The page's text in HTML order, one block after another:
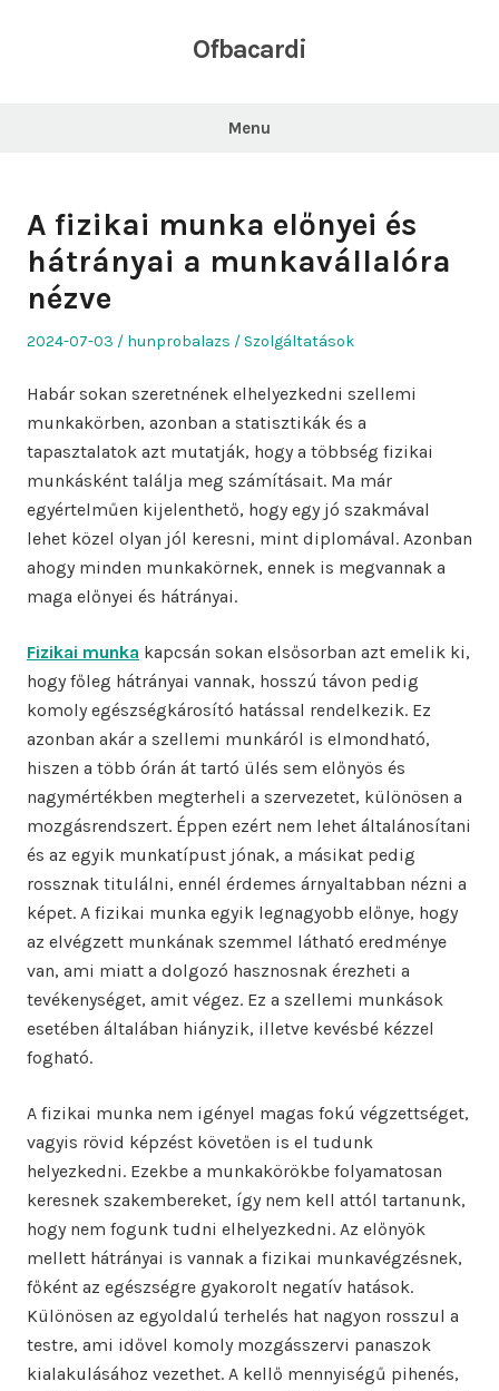
Ofbacardi
Menu
A fizikai munka előnyei és
hátrányai a munkavállalóra
nézve
Posted
2024-07-03 Author
hunprobalazs
Posted
Szolgáltatások
Habár sokan szeretnének elhelyezkedni szellemi
munkakörben, azonban a statisztikák és a
tapasztalatok azt mutatják, hogy a többség fizikai
munkásként találja meg számításait. Ma már
egyértelműen kijelenthető, hogy egy jó szakmával
lehet közel olyan jól keresni, mint diplomával. Azonban
ahogy minden munkakörnek, ennek is megvannak a
maga előnyei és hátrányai.
Fizikai munka kapcsán sokan elsősorban azt emelik ki,
hogy főleg hátrányai vannak, hosszú távon pedig
komoly egészségkárosító hatással rendelkezik. Ez
azonban akár a szellemi munkáról is elmondható,
hiszen a több órán át tartó ülés sem előnyös és
nagymértékben megterheli a szervezetet, különösen a
mozgásrendszert. Éppen ezért nem lehet általánosítani
és az egyik munkatípust jónak, a másikat pedig
rossznak titulálni, ennél érdemes árnyaltabban nézni a
képet. A fizikai munka egyik legnagyobb előnye, hogy
az elvégzett munkának szemmel látható eredménye
van, ami miatt a dolgozó hasznosnak érezheti a
tevékenységet, amit végez. Ez a szellemi munkások
esetében általában hiányzik, illetve kevésbé kézzel
fogható.
A fizikai munka nem igényel magas fokú végzettséget,
vagyis rövid képzést követően is el tudunk
helyezkedni. Ezekbe a munkakörökbe folyamatosan
keresnek szakembereket, így nem kell attól tartanunk,
hogy nem fogunk tudni elhelyezkedni. Az előnyök
mellett hátrányai is vannak a fizikai munkavégzésnek,
főként az egészségre gyakorolt negatív hatások.
Különösen az egyoldalú terhelés hat nagyon rosszul a
testre, ami idővel komoly mozgásszervi panaszok
kialakulásához vezethet. A kellő mennyiségű pihenés,